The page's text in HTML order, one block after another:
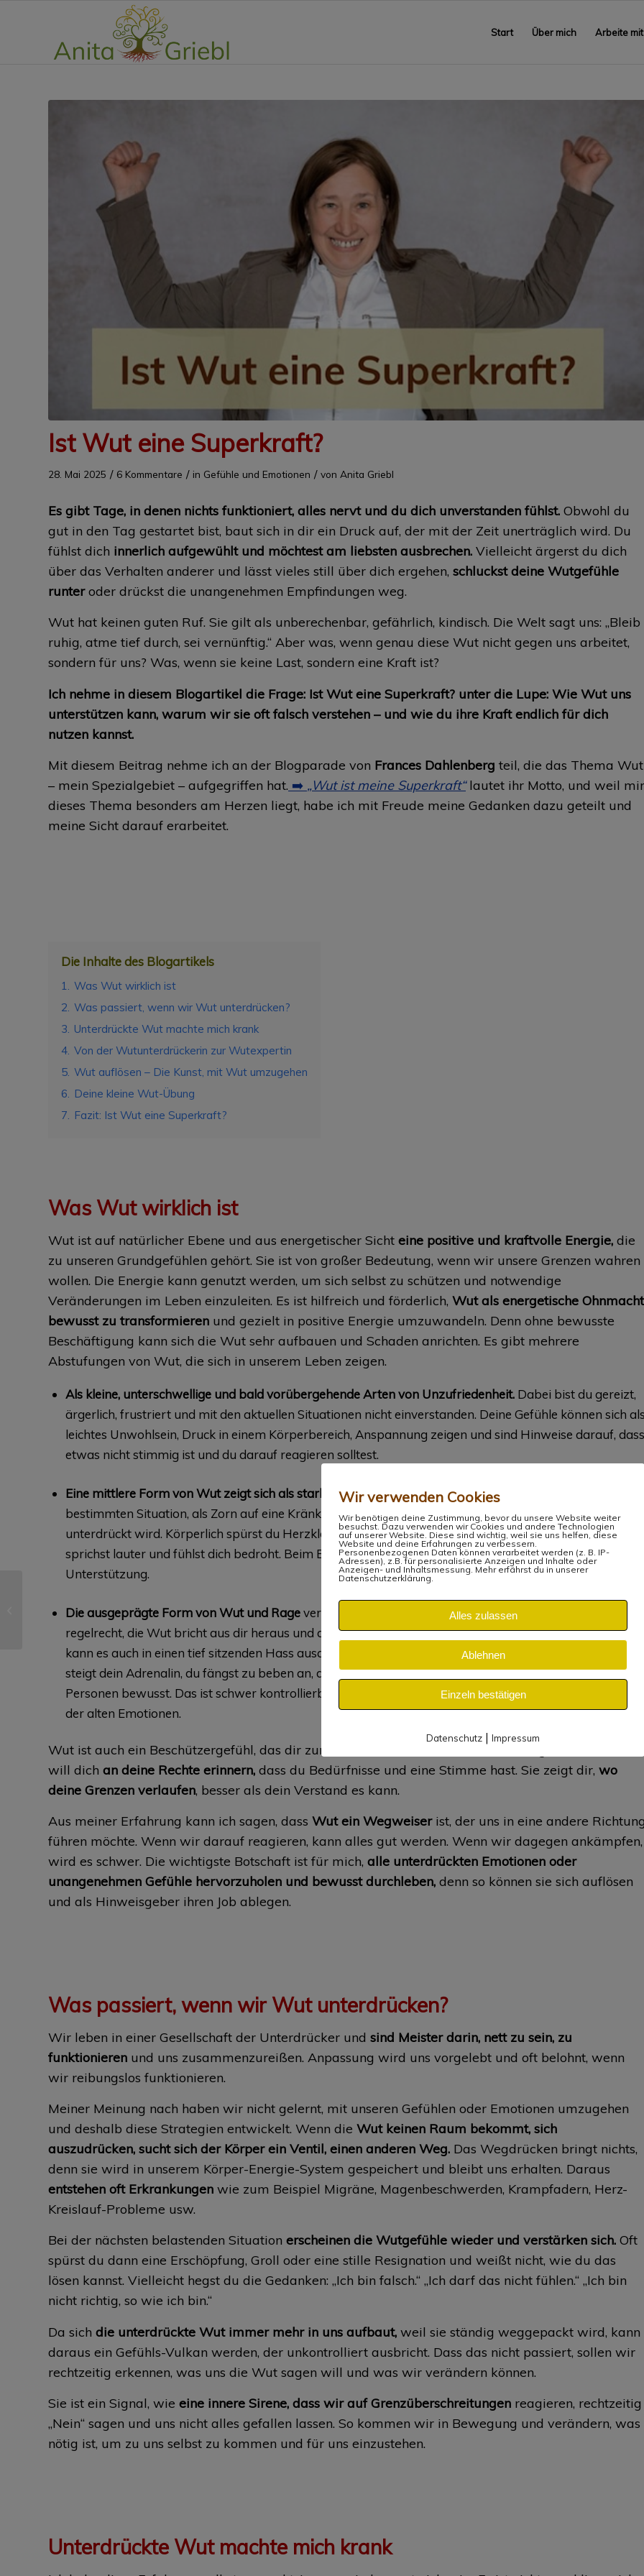
Start Über mich Arbeite
Ist Wut eine Superkraft?
28. Mai 2025 / 6 Kommentare / in Gefühle und Emotionen / von Anita Griebl
Es gibt Tage, in denen nichts funktioniert, alles nervt und du dich unverstanden fühlst. Obwohl du
gut in den Tag gestartet bist, baut sich in dir ein Druck auf, der mit der Zeit unerträglich wird. Du
fühlst dich innerlich aufgewühlt und möchtest am liebsten ausbrechen. Vielleicht ärgerst du dich
über das Verhalten anderer und lässt vieles still über dich ergehen, schluckst deine Wutgefühle
runteroder drückst die unangenehmen Empfindungen weg.
Wut hat keinen guten Ruf. Sie gilt als unberechenbar, gefährlich, kindisch. Die Welt sagt uns: „Bleib
ruhig, atme tief durch, sei vernünftig.“ Aber was, wenn genau diese Wut nicht gegen uns arbeitet,
sondern für uns? Was, wenn sie keine Last, sondern eine Kraft ist?
Ich nehme in diesem Blogartikel die Frage: Ist Wut eine Superkraft? unter die Lupe: Wie Wut uns
unterstützen kann, warum wir sie oft falsch verstehen – und wie du ihre Kraft endlich für dich
nutzen kannst.
Mit diesem Beitrag nehme ich an der Blogparade von Frances Dahlenberg teil, die das Thema Wut
– mein Spezialgebiet – aufgegriffen hat. ➡️ „Wut ist meine Superkraft“ lautet ihr Motto, und weil mir
dieses Thema besonders am Herzen liegt, habe ich mit Freude meine Gedanken dazu geteilt und
meine Sicht darauf erarbeitet.
Die Inhalte des Blogartikels
1. Was Wut wirklich ist
2. Was passiert, wenn wir Wut unterdrücken?
3. Unterdrückte Wut machte mich krank
4. Von der Wutunterdrückerin zur Wutexpertin
5. Wut auflösen – Die Kunst, mit Wut umzugehen
6. Deine kleine Wut-Übung
7. Fazit: Ist Wut eine Superkraft?
Was Wut wirklich ist
Wut ist auf natürlicher Ebene und aus energetischer Sicht eine positive und kraftvolle Energie, die
zu unseren Grundgefühlen gehört. Sie ist von großer Bedeutung, wenn wir unsere Grenzen wahren
wollen. Die Energie kann genutzt werden, um sich selbst zu schützen und notwendige
Veränderungen im Leben einzuleiten. Es ist hilfreich und förderlich, Wut als energetische Ohnmacht
bewusst zu transformieren und gezielt in positive Energie umzuwandeln. Denn ohne bewusste
Beschäftigung kann sich die Wut sehr aufbauen und Schaden anrichten. Es gibt mehrere
Abstufungen von Wut, die sich in unserem Leben zeigen.
Als kleine, unterschwellige und bald vorübergehende Arten von Unzufriedenheit. Dabei bist du gereizt,
ärgerlich, frustriert und mit den aktuellen Situationen nicht einverstanden. Deine Gefühle können sich als
leichtes Unwohlsein, Druck in einem Körperbereich, Anspannung zeigen und sind Hinweise darauf, dass
etwas nicht stimmig ist und du darauf reagieren solltest.
Eine mittlere Form von Wut zeigt sich als starke emotionale Reaktion von Wut und Ärger
bestimmten Situation, als Zorn auf eine Kränkung oder Groll über ein vergangenes Unrecht, das stark
unterdrückt wird. Körperlich spürst du Herzklopfen, angespannte Fäuste, Hitze steigt dir auf, du
sprichst lauter und fühlst dich bedroht. Beim Bearbeiten dieser belastenden Emotionen empfehle ich dir
Unterstützung.
Die ausgeprägte Form von Wut und Rageverletzt alles, was im Weg steht. Ein Jähzorn überkommt
regelrecht, die Wut bricht aus dir heraus und du hegst Rachegelüste. Wenn sich viel in dir aufgestaut
kann es auch in einen tief sitzenden Hass ausarten, mit dem Wunsch jemandem zu schaden. Dabei
steigt dein Adrenalin, du fängst zu beben an, du schreist jemanden an, wirfst Gegenstände oder verletzt
Personen bewusst. Das ist schwer kontrollierbar und braucht eine professionelle Begleitung zum Lösen
der alten Emotionen.
Wut ist auch ein Beschützergefühl, das dir zur Seite steht, wenn du dich selbst vergessen hast. Es
will dich an deine Rechte erinnern, dass du Bedürfnisse und eine Stimme hast. Sie zeigt dir, wo
deine Grenzen verlaufen, besser als dein Verstand es kann.
Aus meiner Erfahrung kann ich sagen, dass Wut ein Wegweiserist, der uns in eine andere Richtung
führen möchte. Wenn wir darauf reagieren, kann alles gut werden. Wenn wir dagegen ankämpfen,
wird es schwer. Die wichtigste Botschaft ist für mich, alle unterdrückten Emotionen oder
unangenehmen Gefühle hervorzuholen und bewusst durchleben, denn so können sie sich auflösen
und als Hinweisgeber ihren Job ablegen.
Was passiert, wenn wir Wut unterdrücken?
Wir leben in einer Gesellschaft der Unterdrücker und sind Meister darin, nett zu sein, zu
funktionieren und uns zusammenzureißen. Anpassung wird uns vorgelebt und oft belohnt, wenn
wir reibungslos funktionieren.
Meiner Meinung nach haben wir nicht gelernt, mit unseren Gefühlen oder Emotionen umzugehen
und deshalb diese Strategien entwickelt. Wenn die Wut keinen Raum bekommt, sich
auszudrücken, sucht sich der Körper ein Ventil, einen anderen Weg. Das Wegdrücken bringt nichts,
denn sie wird in unserem Körper-Energie-System gespeichert und bleibt uns erhalten. Daraus
entstehen oft Erkrankungen wie zum Beispiel Migräne, Magenbeschwerden, Krampfadern, Herz-
Kreislauf-Probleme usw.
Bei der nächsten belastenden Situation erscheinen die Wutgefühle wieder und verstärken sich. Oft
spürst du dann eine Erschöpfung, Groll oder eine stille Resignation und weißt nicht, wie du das
lösen kannst. Vielleicht hegst du die Gedanken: „Ich bin falsch.“ „Ich darf das nicht fühlen.“ „Ich bin
nicht richtig, so wie ich bin.“
Da sich die unterdrückte Wut immer mehr in uns aufbaut, weil sie ständig weggepackt wird, kann
daraus ein Gefühls-Vulkan werden, der unkontrolliert ausbricht. Dass das nicht passiert, sollen wir
rechtzeitig erkennen, was uns die Wut sagen will und was wir verändern können.
Sie ist ein Signal, wie eine innere Sirene, dass wir auf Grenzüberschreitungen reagieren, rechtzeitig
„Nein“ sagen und uns nicht alles gefallen lassen. So kommen wir in Bewegung und verändern, was
nötig ist, um zu uns selbst zu kommen und für uns einzustehen.
Unterdrückte Wut machte mich krank
Ich habe JA gesagt
Wir verwenden Cookies
Wir benötigen deine Zustimmung, bevor du unsere Website weiter
besuchst. Dazu verwenden wir Cookies und andere Technologien
auf unserer Website. Diese sind wichtig, weil sie uns helfen, diese
Website und deine Erfahrungen zu verbessern.
Personenbezogenen Daten können verarbeitet werden (z. B. IP-
Adressen), z.B. für personalisierte Anzeigen und Inhalte oder
Anzeigen- und Inhaltsmessung. Mehr erfährst du in unserer
Datenschutzerklärung.
Alles zulassen
Ablehnen
Einzeln bestätigen
Datenschutz | Impressum